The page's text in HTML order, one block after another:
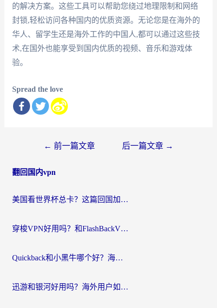
的解决方案。这些工具可以帮助您绕过地理限制和网络
封锁,轻松访问各种国内的优质资源。无论您是在海外的
华人、留学生还是海外工作的中国人,都可以通过这些技
术,在国外也能享受到国内优质的视频、音乐和游戏体
验。
Spread the love
导
← 前一篇文章 后一篇文章 →
翻回国内vpn
美国看世界杯总卡？这篇回国加速器指南帮你无缝刷国内资源（附苹果手机VPN设置步骤）
穿梭VPN好用吗？和FlashBackVPN对比哪个回国效果更好？
Quickback和小黑牛哪个好？海外党亲测指南，选对回国加速器秒回国内
迅游和银河好用吗？海外用户如何选择回国加速器实现无缝访问国内资源